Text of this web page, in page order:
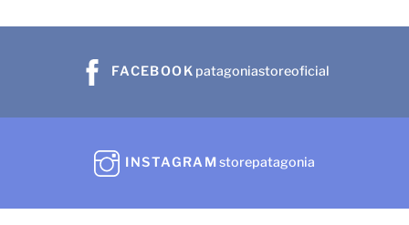
FACEBOOK patagoniastoreoficial
INSTAGRAMstorepatagonia